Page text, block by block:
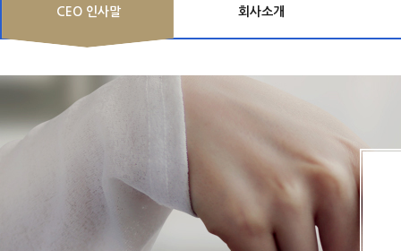
CEO 인사말 회사소개